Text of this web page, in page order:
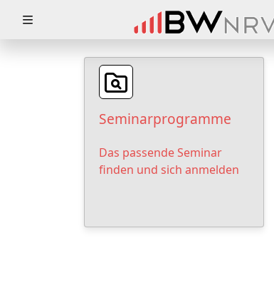
Seminarprogramme
Das passende Seminar
finden und sich anmelden